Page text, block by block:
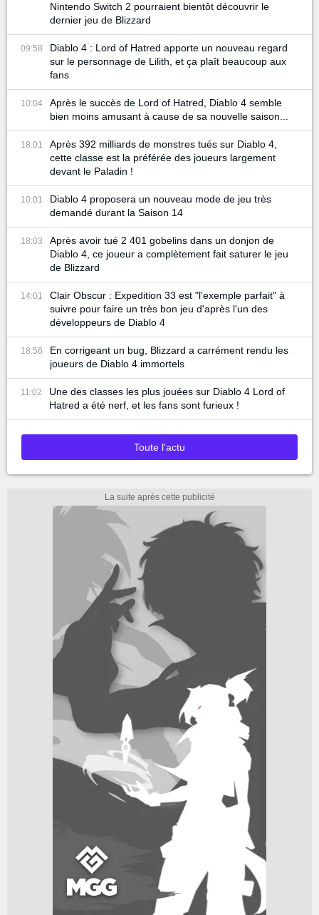
Nintendo Switch 2 pourraient bientôt découvrir le
dernier jeu de Blizzard
09:58
Diablo 4 : Lord of Hatred apporte un nouveau regard
sur le personnage de Lilith, et ça plaît beaucoup aux
fans
10:04
Après le succès de Lord of Hatred, Diablo 4 semble
bien moins amusant à cause de sa nouvelle saison...
18:01
Après 392 milliards de monstres tués sur Diablo 4,
cette classe est la préférée des joueurs largement
devant le Paladin !
10:01
Diablo 4 proposera un nouveau mode de jeu très
demandé durant la Saison 14
18:03
Après avoir tué 2 401 gobelins dans un donjon de
Diablo 4, ce joueur a complètement fait saturer le jeu
de Blizzard
14:01
Clair Obscur : Expedition 33 est "l'exemple parfait" à
suivre pour faire un très bon jeu d'après l'un des
développeurs de Diablo 4
18:56
En corrigeant un bug, Blizzard a carrément rendu les
joueurs de Diablo 4 immortels
11:02
Une des classes les plus jouées sur Diablo 4 Lord of
Hatred a été nerf, et les fans sont furieux !
Toute l'actu